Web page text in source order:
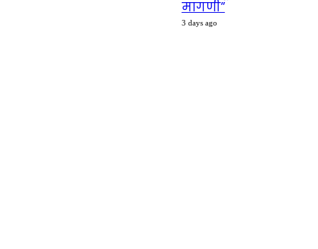
मागणी”
3 days ago